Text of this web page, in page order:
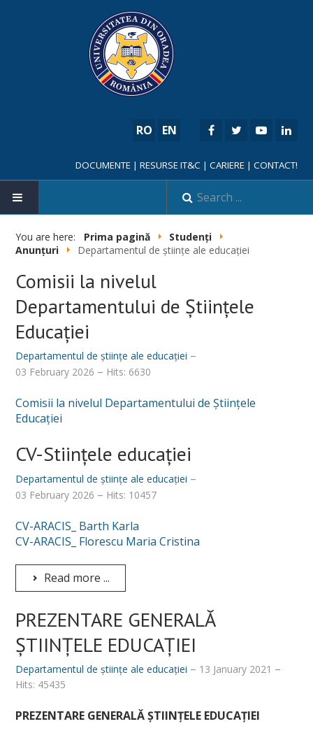
RO EN
DOCUMENTE | RESURSE IT&C | CARIERE | CONTACT!
HOME
You are here: Prima pagină
Studenți
Anunțuri
Departamentul de științe ale educației
Comisii la nivelul
Departamentului de Științele
Educației
Departamentul de științe ale educației
03 February 2026
Hits: 6630
Comisii la nivelul Departamentului de Științele
Educației
CV-Stiințele educației
Departamentul de științe ale educației
03 February 2026
Hits: 10457
CV-ARACIS_ Barth Karla
CV-ARACIS_ Florescu Maria Cristina
Read more ...
PREZENTARE GENERALĂ
ȘTIINȚELE EDUCAȚIEI
Departamentul de științe ale educației
13 January 2021
Hits: 45435
PREZENTARE GENERALĂ ȘTIINȚELE EDUCAȚIEI